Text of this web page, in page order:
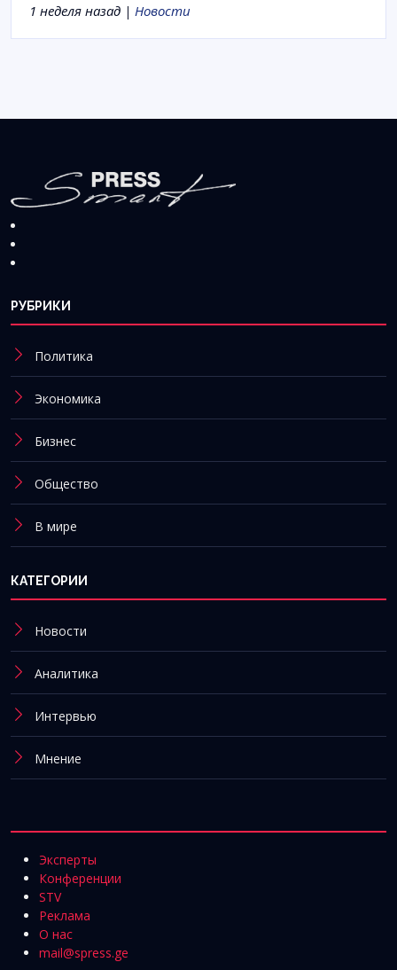
1 неделя назад | Новости
РУБРИКИ
Политика
Экономика
Бизнес
Общество
В мире
КАТЕГОРИИ
Новости
Аналитика
Интервью
Мнение
Эксперты
Конференции
STV
Реклама
О нас
mail@spress.ge